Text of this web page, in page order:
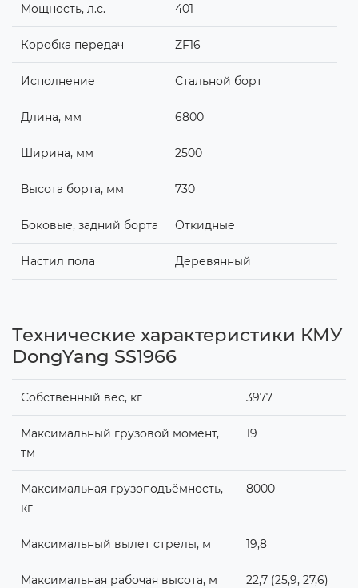
Мощность, л.с. 401
Коробка передач ZF16
Исполнение Стальной борт
Длина, мм 6800
Ширина, мм 2500
Высота борта, мм 730
Боковые, задний борта Откидные
Настил пола Деревянный
Технические характеристики КМУ
DongYang SS1966
Собственный вес, кг 3977
Максимальный грузовой момент,
тм
19
Максимальная грузоподъёмность,
кг
8000
Максимальный вылет стрелы, м 19,8
Максимальная рабочая высота, м 22,7 (25,9, 27,6)